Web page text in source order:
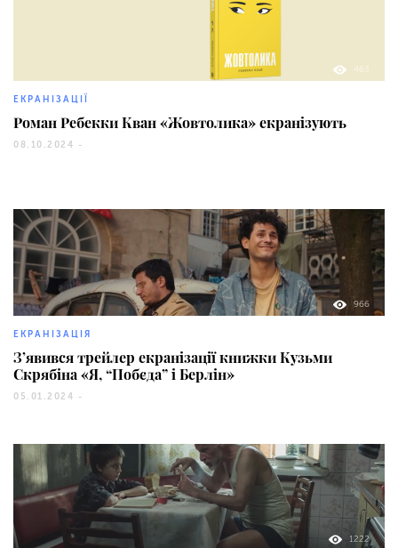
463
ЕКРАНІЗАЦІЇ
Роман Ребекки Кван «Жовтолика» екранізують
08.10.2024 -
966
ЕКРАНІЗАЦІЯ
З’явився трейлер екранізації книжки Кузьми
Скрябіна «Я, “Побєда” і Берлін»
05.01.2024 -
1222